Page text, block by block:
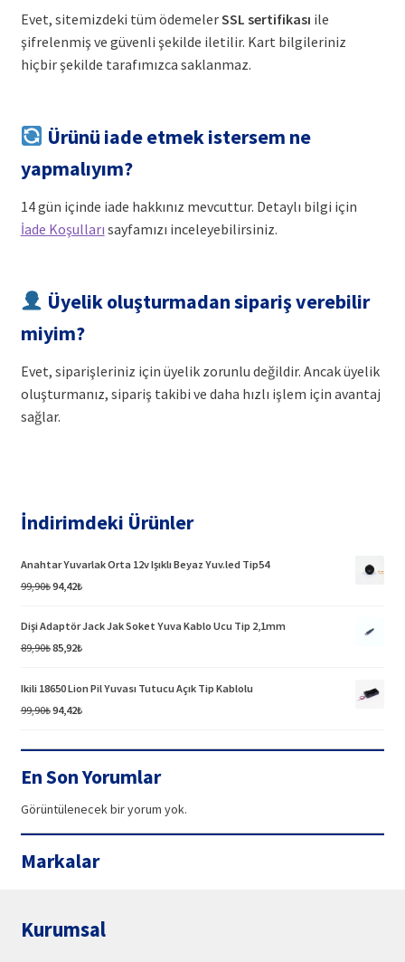
Evet, sitemizdeki tüm ödemelerSSL sertifikası ile
şifrelenmiş ve güvenli şekilde iletilir. Kart bilgileriniz
hiçbir şekilde tarafımızca saklanmaz.
Ürünü iade etmek istersem ne
yapmalıyım?
14 gün içinde iade hakkınız mevcuttur. Detaylı bilgi için
İade Koşulları sayfamızı inceleyebilirsiniz.
Üyelik oluşturmadan sipariş verebilir
miyim?
Evet, siparişleriniz için üyelik zorunlu değildir. Ancak üyelik
oluşturmanız, sipariş takibi ve daha hızlı işlem için avantaj
sağlar.
İndirimdeki Ürünler
Anahtar Yuvarlak Orta 12v Işıklı Beyaz Yuv.led Tip54
99,90₺Orijinal
94,42₺Şu
Dişi Adaptör Jack Jak Soket Yuva Kablo Ucu Tip 2,1mm
89,90₺Orijinal
85,92₺Şu
Ikili 18650 Lion Pil Yuvası Tutucu Açık Tip Kablolu
99,90₺Orijinal
94,42₺Şu
En Son Yorumlar
Görüntülenecek bir yorum yok.
Markalar
Kurumsal